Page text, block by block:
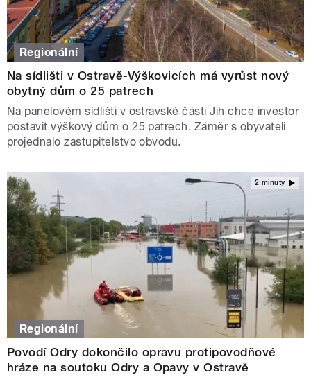
Regionální
Na sídlišti v Ostravě-Výškovicích má vyrůst nový
obytný dům o 25 patrech
Na panelovém sídlišti v ostravské části Jih chce investor
postavit výškový dům o 25 patrech. Záměr s obyvateli
projednalo zastupitelstvo obvodu.
2 minuty
Regionální
Povodí Odry dokončilo opravu protipovodňové
hráze na soutoku Odry a Opavy v Ostravě